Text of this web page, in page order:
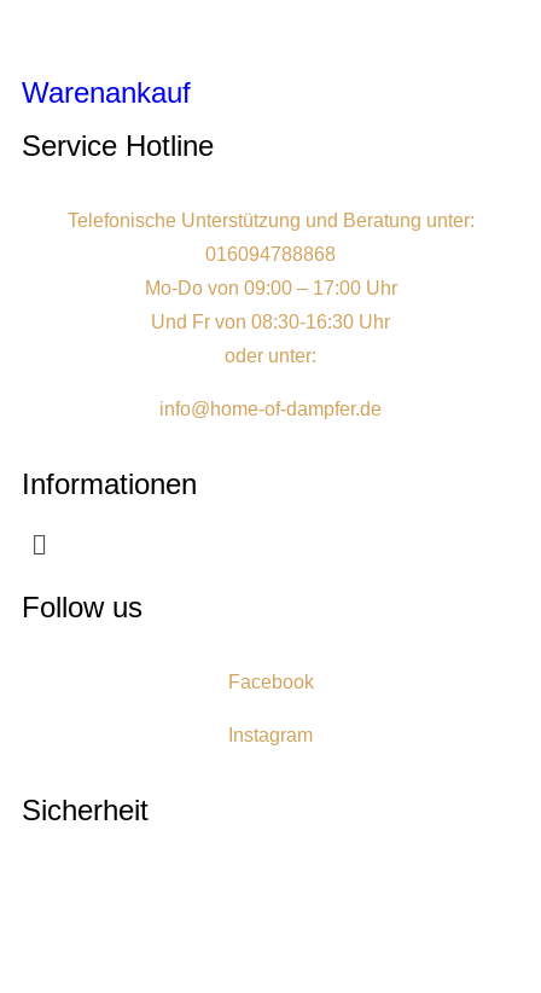
Warenankauf
Service Hotline
Telefonische Unterstützung und Beratung unter:
016094788868
Mo-Do von 09:00 – 17:00 Uhr
Und Fr von 08:30-16:30 Uhr
oder unter:
info@home-of-dampfer.de
Informationen
Follow us
Facebook
Instagram
Sicherheit